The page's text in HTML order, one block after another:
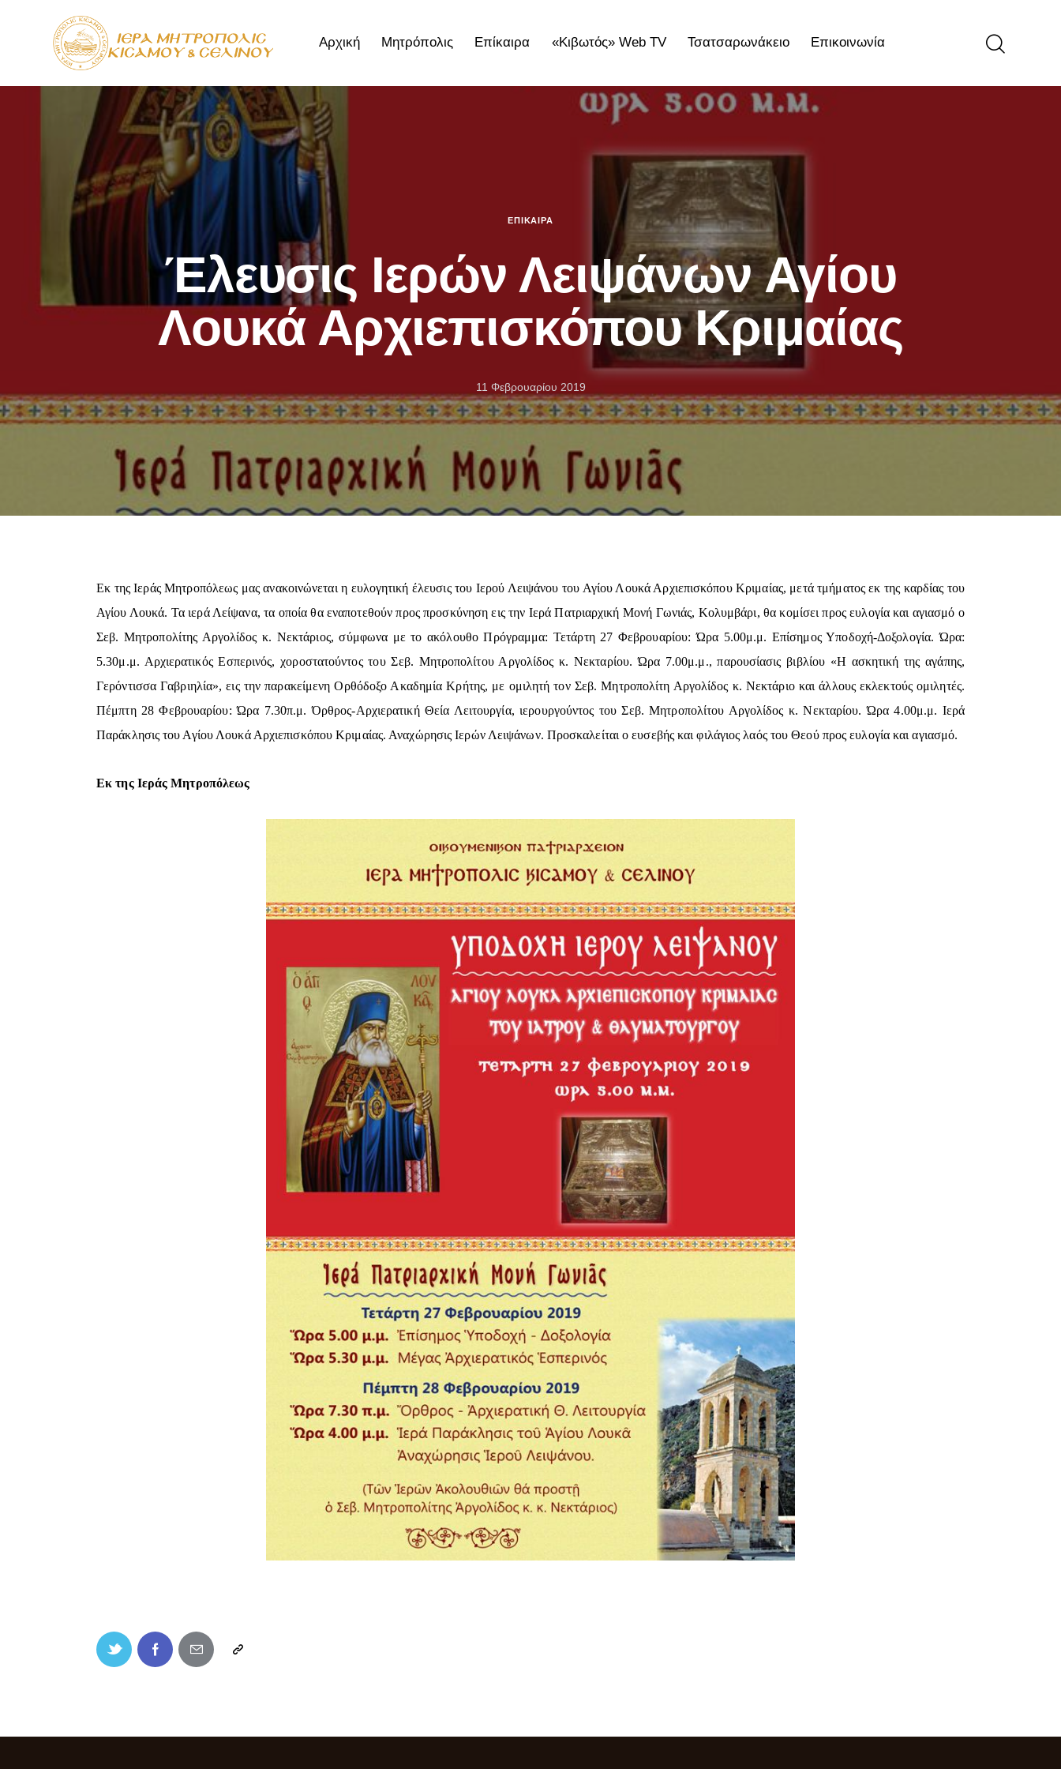
Αρχική Μητρόπολις Επίκαιρα «Κιβωτός» Web TV Τσατσαρωνάκειο Επικοινωνία
Αρχική Μητρόπολις «Κιβωτός» Web TV Τσατσαρωνάκειο Επικοινωνία
ΕΠΊΚΑΙΡΑ
Έλευσις Ιερών Λειψάνων Αγίου
Λουκά Αρχιεπισκόπου Κριμαίας
11 Φεβρουαρίου 2019
Εκ της Ιεράς Μητροπόλεως μας ανακοινώνεται η ευλογητική έλευσις του Ιερού Λειψάνου του Αγίου Λουκά Αρχιεπισκόπου Κριμαίας, μετά τμήματος εκ της καρδίας του
Αγίου Λουκά. Τα ιερά Λείψανα, τα οποία θα εναποτεθούν προς προσκύνηση εις την Ιερά Πατριαρχική Μονή Γωνιάς, Κολυμβάρι, θα κομίσει προς ευλογία και αγιασμό ο
Σεβ. Μητροπολίτης Αργολίδος κ. Νεκτάριος, σύμφωνα με το ακόλουθο Πρόγραμμα: Τετάρτη 27 Φεβρουαρίου: Ώρα 5.00μ.μ. Επίσημος Υποδοχή-Δοξολογία. Ώρα:
5.30μ.μ. Αρχιερατικός Εσπερινός, χοροστατούντος του Σεβ. Μητροπολίτου Αργολίδος κ. Νεκταρίου. Ώρα 7.00μ.μ., παρουσίασις βιβλίου «Η ασκητική της αγάπης,
Γερόντισσα Γαβριηλία», εις την παρακείμενη Ορθόδοξο Ακαδημία Κρήτης, με ομιλητή τον Σεβ. Μητροπολίτη Αργολίδος κ. Νεκτάριο και άλλους εκλεκτούς ομιλητές.
Πέμπτη 28 Φεβρουαρίου: Ώρα 7.30π.μ. Όρθρος-Αρχιερατική Θεία Λειτουργία, ιερουργούντος του Σεβ. Μητροπολίτου Αργολίδος κ. Νεκταρίου. Ώρα 4.00μ.μ. Ιερά
Παράκλησις του Αγίου Λουκά Αρχιεπισκόπου Κριμαίας. Αναχώρησις Ιερών Λειψάνων. Προσκαλείται ο ευσεβής και φιλάγιος λαός του Θεού προς ευλογία και αγιασμό.
Εκ της Ιεράς Μητροπόλεως